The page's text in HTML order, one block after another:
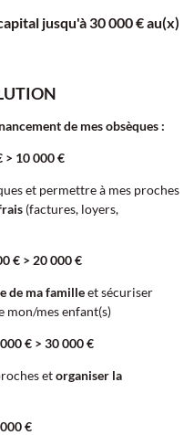
jusqu'à 30 000 € au(x)
de mes obsèques :
> 10 000 €
et permettre à mes proches
(factures, loyers,
€ > 20 000 €
de ma familleet sécuriser
mon/mes enfant(s)
€ > 30 000 €
etorganiser la
€